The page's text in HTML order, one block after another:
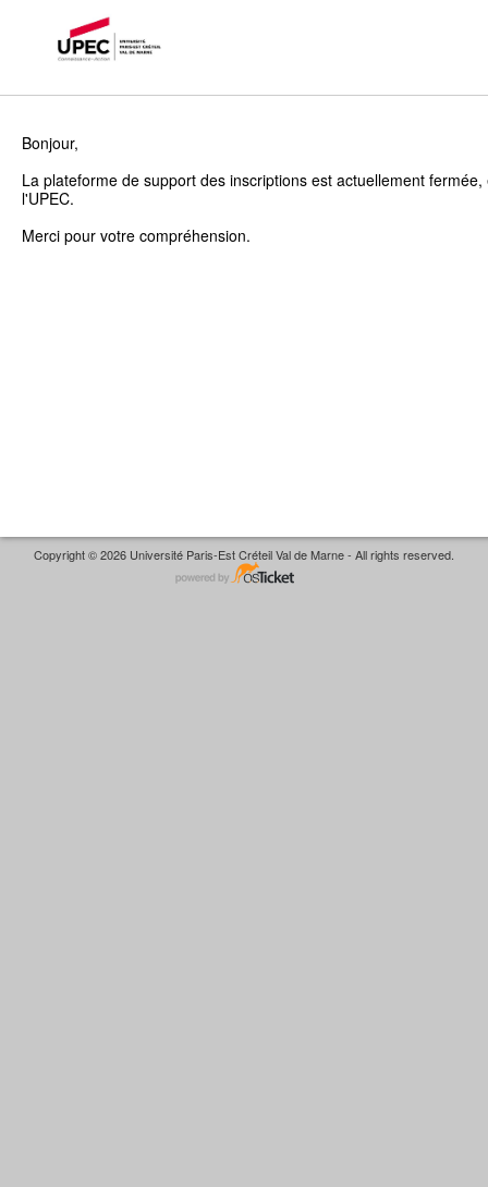
Bonjour,
La plateforme de support des inscriptions est actuellement
l'UPEC.
Merci pour votre compréhension.
Copyright © 2026 Université Paris-Est Créteil Val de Marne - All rights reserved.